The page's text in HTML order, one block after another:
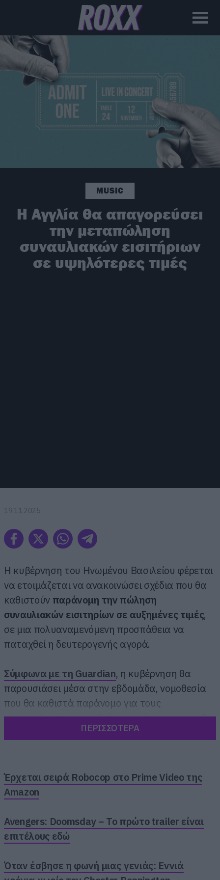
MUSIC
Η Αγγλία θα απαγορεύσει
την μεταπώληση
συναυλιακών εισιτήριων
σε υψηλότερες τιμές
19.11.2025
Η κυβέρνηση του Ηνωμένου Βασιλείου φέρεται
να ετοιμάζεται να ανακοινώσει σχέδια που θα
καθιστούν παράνομη την πώληση
συναυλιακών εισιτηρίων σε αυξημένες τιμές,
σε μια πολυαναμενόμενη προσπάθεια να
παταχθεί η δευτερογενής αγορά.
Σύμφωνα με τη Guardian, η κυβέρνηση θα
παρουσιάσει μέσα στην εβδομάδα, νομοθεσία
που θα καθιστά παράνομο για τους
μεταπωλητές να πουλούν εισιτήρια πιο ακριβά
από την αρχική ονομαστική τους τιμή.
ΠΕΡΙΣΣΟΤΕΡΑ
Έρχεται σειρά Robocop στο Prime Video της
Amazon
Avengers: Doomsday – Το πρώτο trailer είναι
επιτέλους εδώ
Όταν έσβησε η φωνή μιας γενιάς: Εννιά